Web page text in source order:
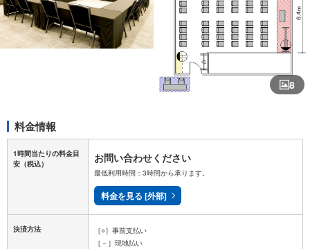
8
料金情報
1時間当たりの料金目
安 （税込） お問い合わせください
最低利用時間：3時間から承ります。
料金を見る [外部]
決済方法
［○］事前支払い
［－］現地払い